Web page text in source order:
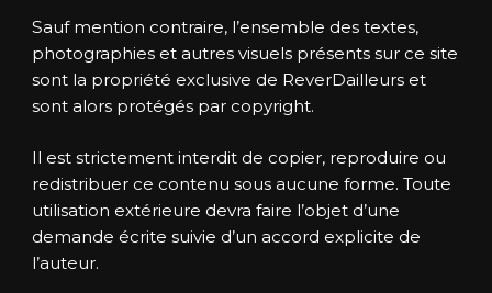
Sauf mention contraire, l’ensemble des textes,
photographies et autres visuels présents sur ce site
sont la propriété exclusive de ReverDailleurs et
sont alors protégés par copyright.
Il est strictement interdit de copier, reproduire ou
redistribuer ce contenu sous aucune forme. Toute
utilisation extérieure devra faire l’objet d’une
demande écrite suivie d’un accord explicite de
l’auteur.